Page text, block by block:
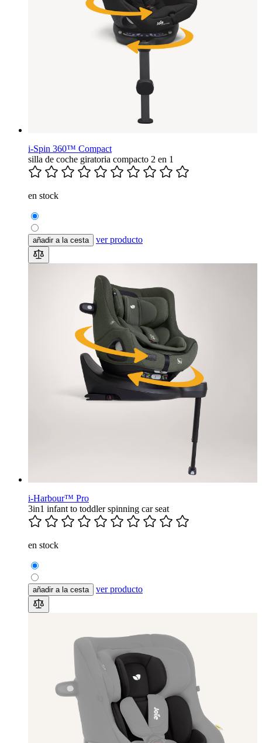
i-Spin 360™ Compact
silla de coche giratoria compacto 2 en 1
en stock
añadir a la cesta ver producto
i-Harbour™ Pro
3in1 infant to toddler spinning car seat
en stock
añadir a la cesta ver producto